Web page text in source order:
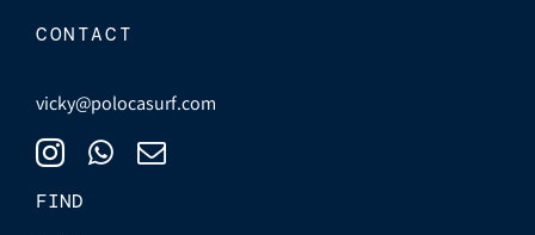
CONTACT
vicky@polocasurf.com
FIND